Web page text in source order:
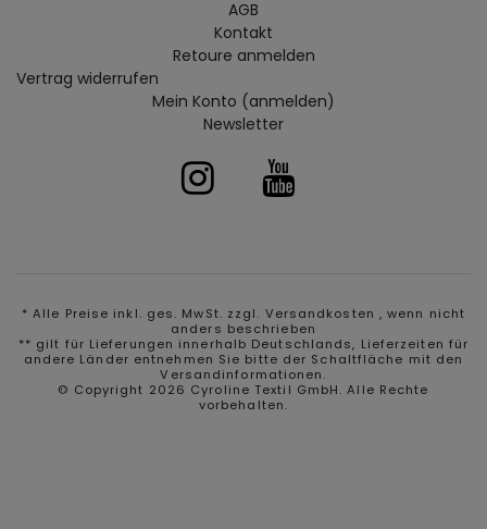
AGB
Kontakt
Retoure anmelden
Vertrag widerrufen
Mein Konto (anmelden)
Newsletter
* Alle Preise inkl. ges. MwSt. zzgl. Versandkosten , wenn nicht
anders beschrieben
** gilt für Lieferungen innerhalb Deutschlands, Lieferzeiten für
andere Länder entnehmen Sie bitte der Schaltfläche mit den
Versandinformationen.
© Copyright 2026 Cyroline Textil GmbH. Alle Rechte
vorbehalten.